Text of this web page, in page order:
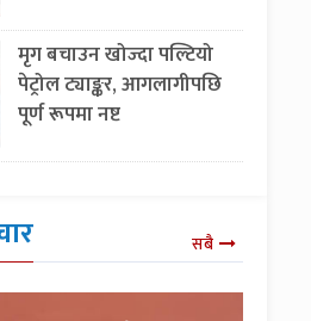
मृग बचाउन खोज्दा पल्टियो
पेट्रोल ट्याङ्कर, आगलागीपछि
पूर्ण रूपमा नष्ट
सबै